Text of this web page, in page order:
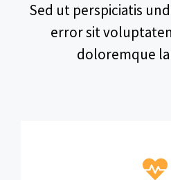
Sed ut perspiciatis
error sit
doloremque